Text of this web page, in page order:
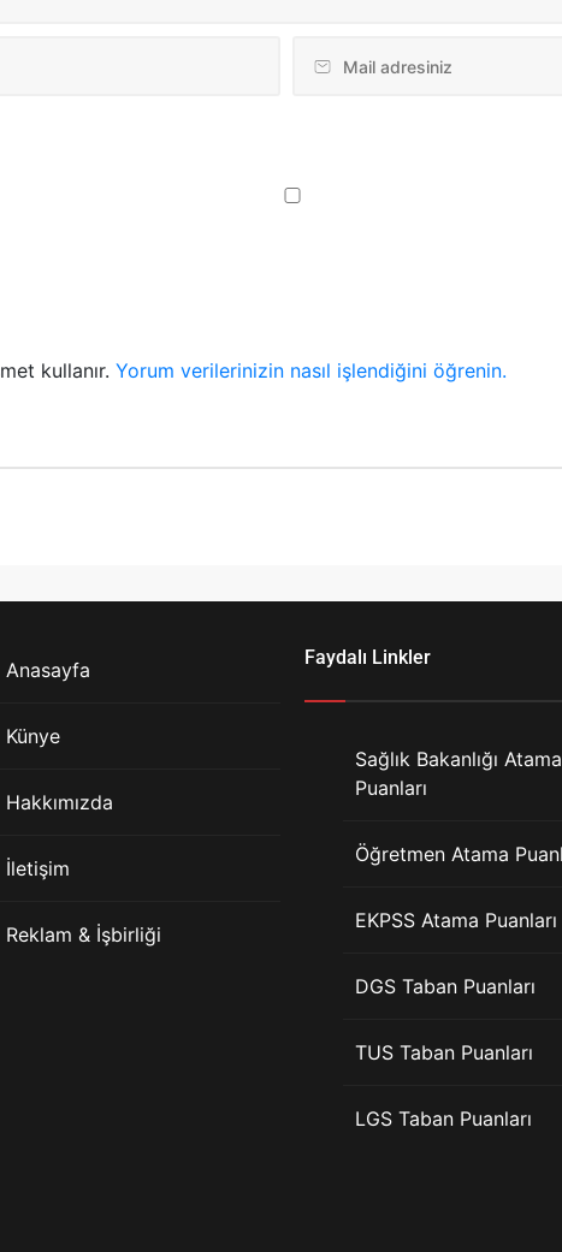
kullanır. Yorum verilerinizin nasıl işlendiğini öğrenin.
Anasayfa
Künye
Hakkımızda
İletişim
Reklam & İşbirliği
Faydalı Linkler
Sağlık Bakanlığı Atama
Puanları
Öğretmen Atama
EKPSS Atama Puanları
DGS Taban Puanları
TUS Taban Puanları
LGS Taban Puanları